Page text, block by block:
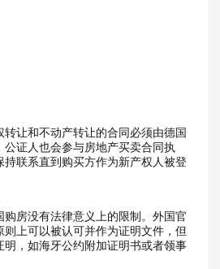
让和不动产转让的合同必须由德国
证人也会参与房地产买卖合同执
联系直到购买方作为新产权人被登
房没有法律意义上的限制。外国官
上可以被认可并作为证明文件，但
，如海牙公约附加证明书或者领事